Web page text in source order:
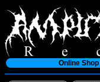
Online Shop